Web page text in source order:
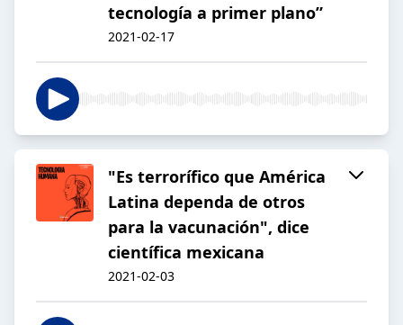
tecnología a primer plano”
2021-02-17
"Es terrorífico que América
Latina dependa de otros
para la vacunación", dice
científica mexicana
2021-02-03